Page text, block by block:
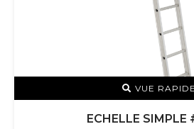
VUE RAPIDE
ECHELLE SIMPLE